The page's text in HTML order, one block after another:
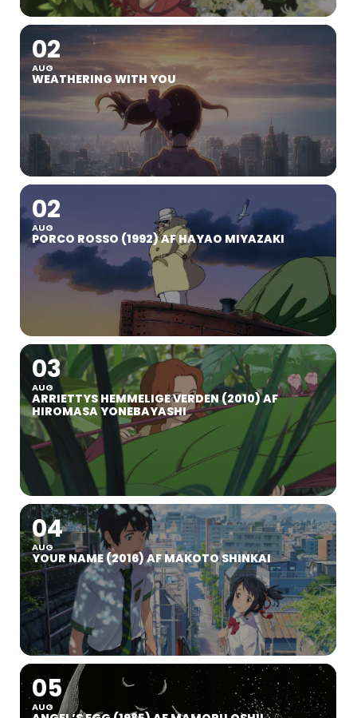
02
AUG
WEATHERING WITH YOU
02
AUG
PORCO ROSSO (1992) AF HAYAO MIYAZAKI
03
AUG
ARRIETTYS HEMMELIGE VERDEN (2010) AF
HIROMASA YONEBAYASHI
04
AUG
YOUR NAME (2016) AF MAKOTO SHINKAI
05
AUG